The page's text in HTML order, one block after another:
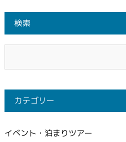
検索
カテゴリー
イベント・泊まりツアー